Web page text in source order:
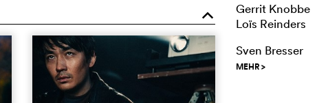
o Gerrit Knobbe
Loïs Reinders
Sven Bresser
MEHR>